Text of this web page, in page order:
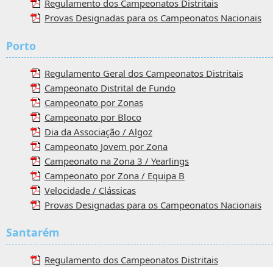
Regulamento dos Campeonatos Distritais
Provas Designadas para os Campeonatos Nacionais
Porto
Regulamento Geral dos Campeonatos Distritais
Campeonato Distrital de Fundo
Campeonato por Zonas
Campeonato por Bloco
Dia da Associação / Algoz
Campeonato Jovem por Zona
Campeonato na Zona 3 / Yearlings
Campeonato por Zona / Equipa B
Velocidade / Clássicas
Provas Designadas para os Campeonatos Nacionais
Santarém
Regulamento dos Campeonatos Distritais